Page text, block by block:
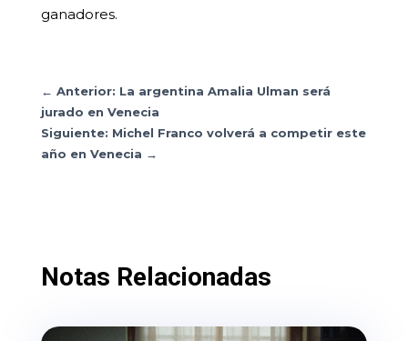
ganadores.
← Anterior: La argentina Amalia Ulman será
jurado en Venecia
Siguiente: Michel Franco volverá a competir este
año en Venecia →
Notas Relacionadas